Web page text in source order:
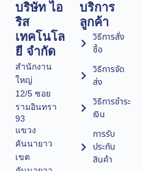
บริษัท ไอ
ริส
เทคโนโล
ยี จำกัด
สำนักงาน
ใหญ่
12/5 ซอย
รามอินทรา
93
แขวง
คันนายาว
เขต
บริการ
ลูกค้า
วิธีการสั่ง
ซื้อ
วิธีการจัด
ส่ง
วิธีการชำระ
เงิน
การรับ
ประกัน
สินค้า